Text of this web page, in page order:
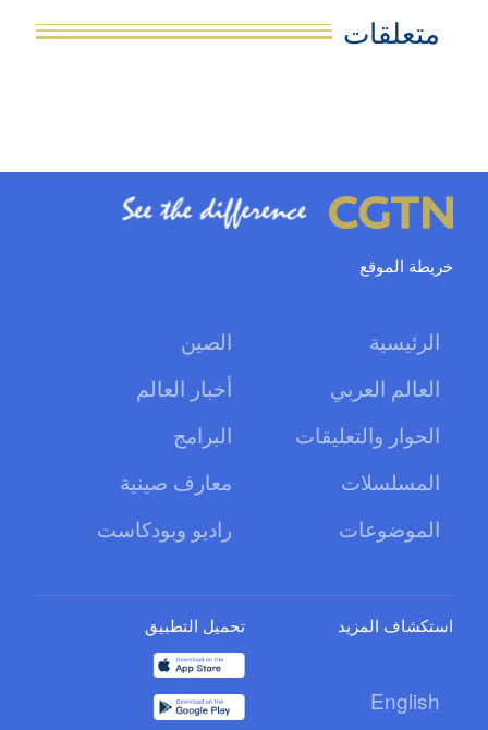
متعلقات
خريطة الموقع
الرئيسية
الصين
العالم العربي
أخبار العالم
الحوار والتعليقات
البرامج
المسلسلات
معارف صينية
الموضوعات
راديو وبودكاست
استكشاف المزيد
English
تحميل التطبيق